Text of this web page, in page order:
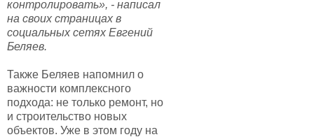
контролировать», - написал
на своих страницах в
социальных сетях Евгений
Беляев.
Также Беляев напомнил о
важности комплексного
подхода: не только ремонт, но
и строительство новых
объектов. Уже в этом году на